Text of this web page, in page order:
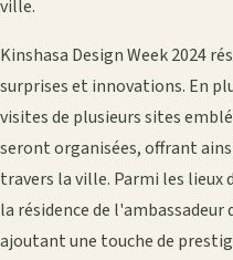
ville.
Kinshasa Design Week 2024
surprises et innovations. En
visites de plusieurs sites
seront organisées, offrant
travers la ville. Parmi les
la résidence de l'ambassadeur
ajoutant une touche de